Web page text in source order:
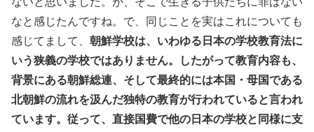
なと感じたんですね。で、同じことを実はこれについても
感じてまして、 朝鮮学校は、いわゆる日本の学校教育法に
いう狭義の学校ではありません。したがって教育内容も、
背景にある朝鮮総連、そして最終的には本国・母国である
北朝鮮の流れを汲んだ独特の教育が行われていると言われ
ています。従って、直接国費で他の日本の学校と同様に支